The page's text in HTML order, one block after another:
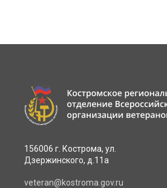
156006 г. Кострома, ул.
Дзержинского, д.11а
veteran@kostroma.gov.ru